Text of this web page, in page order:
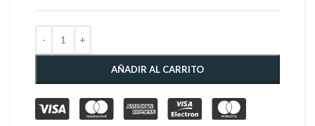
AÑADIR AL CARRITO